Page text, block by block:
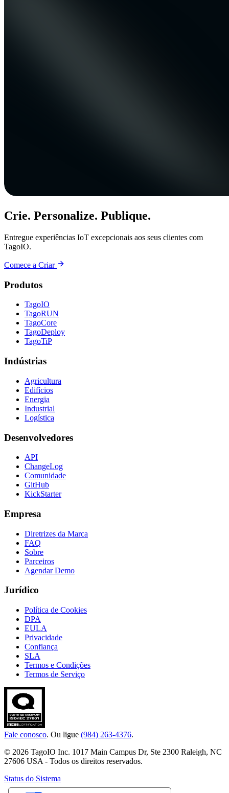
Crie. Personalize. Publique.
Entregue experiências IoT excepcionais aos seus clientes com
TagoIO.
Comece a Criar
Produtos
TagoIO
TagoRUN
TagoCore
TagoDeploy
TagoTiP
Indústrias
Agricultura
Edifícios
Energia
Industrial
Logística
Desenvolvedores
API
ChangeLog
Comunidade
GitHub
KickStarter
Empresa
Diretrizes da Marca
FAQ
Sobre
Parceiros
Agendar Demo
Jurídico
Política de Cookies
DPA
EULA
Privacidade
Confiança
SLA
Termos e Condições
Termos de Serviço
Fale conosco. Ou ligue (984) 263-4376.
© 2026 TagoIO Inc. 1017 Main Campus Dr, Ste 2300 Raleigh, NC
27606 USA - Todos os direitos reservados.
Status do Sistema